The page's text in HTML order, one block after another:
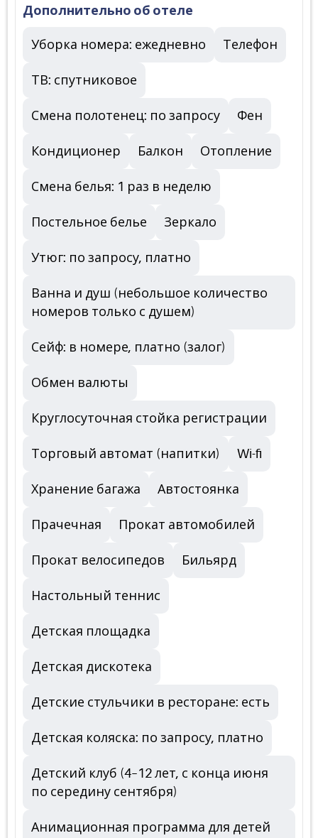
Дополнительно об отеле
Уборка номера: ежедневно Телефон
ТВ: спутниковое
Смена полотенец: по запросу Фен
Кондиционер Балкон Отопление
Смена белья: 1 раз в неделю
Постельное белье Зеркало
Утюг: по запросу, платно
Ванна и душ (небольшое количество
номеров только с душем)
Сейф: в номере, платно (залог)
Обмен валюты
Круглосуточная стойка регистрации
Торговый автомат (напитки) Wi-fi
Хранение багажа Автостоянка
Прачечная Прокат автомобилей
Прокат велосипедов Бильярд
Настольный теннис
Детская площадка
Детская дискотека
Детские стульчики в ресторане: есть
Детская коляска: по запросу, платно
Детский клуб (4–12 лет, с конца июня
по середину сентября)
Анимационная программа для детей